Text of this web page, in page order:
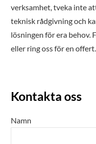
verksamhet, tveka inte
teknisk rådgivning och
lösningen för era behov.
eller ring oss för en offert.
Kontakta oss
Namn